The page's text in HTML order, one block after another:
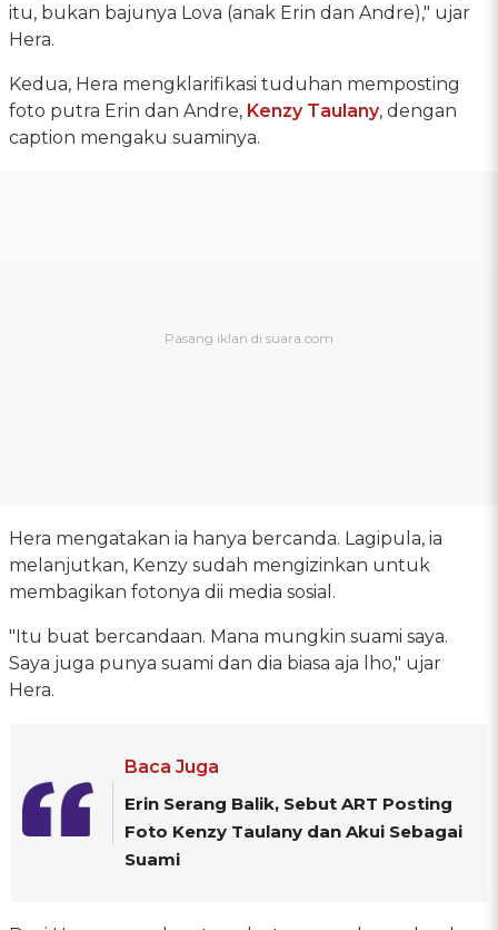
itu, bukan bajunya Lova (anak Erin dan Andre)," ujar
Hera.
Kedua, Hera mengklarifikasi tuduhan memposting
foto putra Erin dan Andre, Kenzy Taulany, dengan
caption mengaku suaminya.
Hera mengatakan ia hanya bercanda. Lagipula, ia
melanjutkan, Kenzy sudah mengizinkan untuk
membagikan fotonya dii media sosial.
"Itu buat bercandaan. Mana mungkin suami saya.
Saya juga punya suami dan dia biasa aja lho," ujar
Hera.
Baca Juga
Erin Serang Balik, Sebut ART Posting
Foto Kenzy Taulany dan Akui Sebagai
Suami